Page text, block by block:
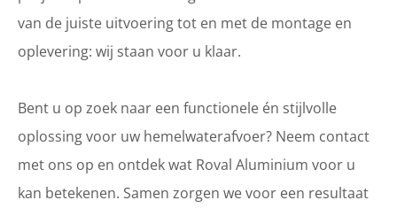
van de juiste uitvoering tot en met de montage en
oplevering: wij staan voor u klaar.
Bent u op zoek naar een functionele én stijlvolle
oplossing voor uw hemelwaterafvoer? Neem contact
met ons op en ontdek wat Roval Aluminium voor u
kan betekenen. Samen zorgen we voor een resultaat